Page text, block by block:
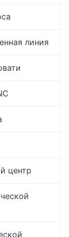
линия
центр